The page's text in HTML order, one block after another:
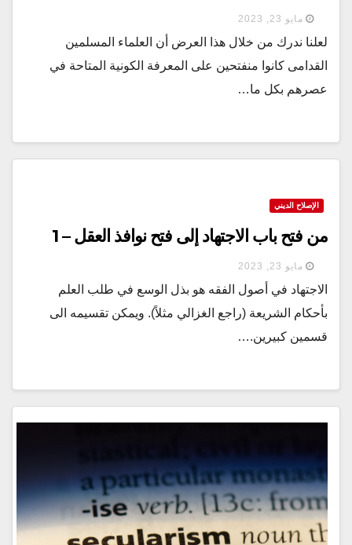
مايو 23, 2023
لعلنا ندرك من خلال هذا العرض أن العلماء المسلمين
القدامى كانوا منفتحين على المعرفة الكونية المتاحة في
عصرهم بكل ما…
الإصلاح الديني
من فتح باب الاجتهاد إلى فتح نوافذ العقل – 1
مايو 23, 2023
الاجتهاد في أصول الفقه هو بذل الوسع في طلب العلم
بأحكام الشريعة (راجع الغزالي مثلاً). ويمكن تقسيمه الى
قسمين كبيرين.…